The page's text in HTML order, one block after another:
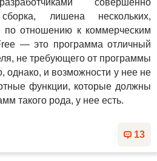
лишена нескольких,
по отношению к коммерческим
— это программа отличный
не требующего от программы
однако, и возможности у нее не
функции, которые должны
такого рода, у нее есть.
13